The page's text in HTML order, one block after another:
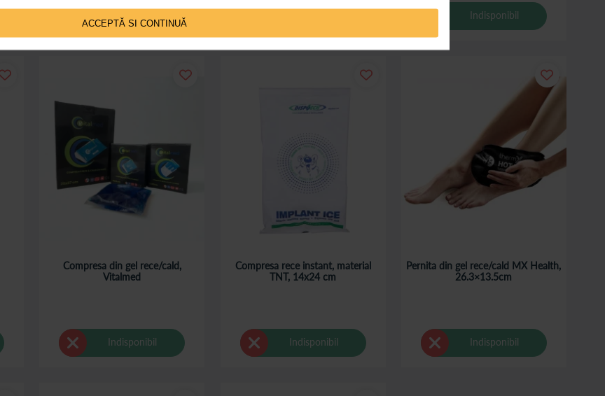
ACCEPTĂ SI CONTINUĂ
Adaugă în coș Indisponibil
Compresa din gel rece/cald,
Vitalmed
Indisponibil
Compresa rece instant, material
TNT, 14x24 cm
Indisponibil
Pernita din gel rece/cald MX Health,
26.3×13.5cm
Indisponibil